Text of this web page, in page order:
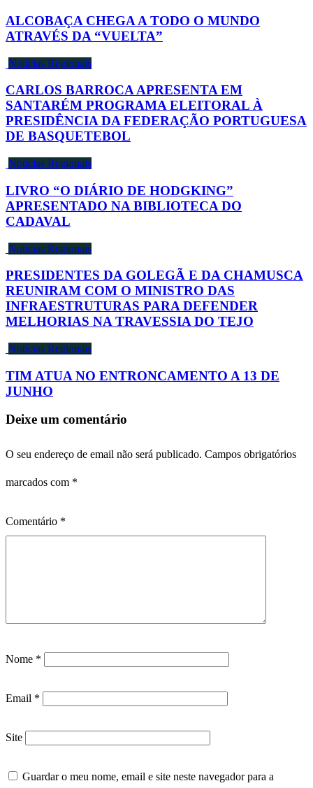
ALCOBAÇA CHEGA A TODO O MUNDO
ATRAVÉS DA “VUELTA”
Notícias Regionais
CARLOS BARROCA APRESENTA EM
SANTARÉM PROGRAMA ELEITORAL À
PRESIDÊNCIA DA FEDERAÇÃO PORTUGUESA
DE BASQUETEBOL
Notícias Regionais
LIVRO “O DIÁRIO DE HODGKING”
APRESENTADO NA BIBLIOTECA DO
CADAVAL
Notícias Regionais
PRESIDENTES DA GOLEGÃ E DA CHAMUSCA
REUNIRAM COM O MINISTRO DAS
INFRAESTRUTURAS PARA DEFENDER
MELHORIAS NA TRAVESSIA DO TEJO
Notícias Regionais
TIM ATUA NO ENTRONCAMENTO A 13 DE
JUNHO
Deixe um comentário
O seu endereço de email não será publicado. Campos obrigatórios
marcados com *
Comentário *
Nome *
Email *
Site
Guardar o meu nome, email e site neste navegador para a